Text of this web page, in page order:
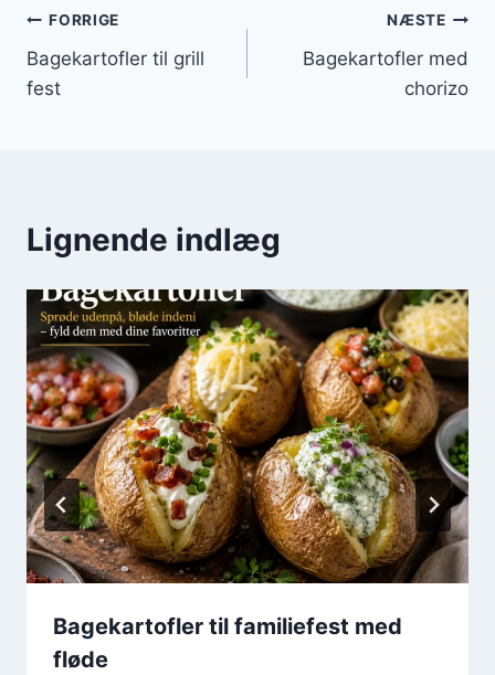
Indlægsnavigation
FORRIGE
Bagekartofler til grill
fest
NÆSTE
Bagekartofler med
chorizo
Lignende indlæg
Bagekartofler til familiefest med
fløde